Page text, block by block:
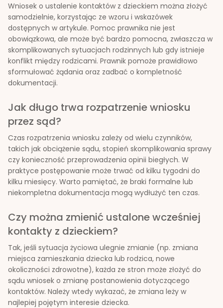
Wniosek o ustalenie kontaktów z dzieckiem można złożyć
samodzielnie, korzystając ze wzoru i wskazówek
dostępnych w artykule. Pomoc prawnika nie jest
obowiązkowa, ale może być bardzo pomocna, zwłaszcza w
skomplikowanych sytuacjach rodzinnych lub gdy istnieje
konflikt między rodzicami. Prawnik pomoże prawidłowo
sformułować żądania oraz zadbać o kompletność
dokumentacji.
Jak długo trwa rozpatrzenie wniosku
przez sąd?
Czas rozpatrzenia wniosku zależy od wielu czynników,
takich jak obciążenie sądu, stopień skomplikowania sprawy
czy konieczność przeprowadzenia opinii biegłych. W
praktyce postępowanie może trwać od kilku tygodni do
kilku miesięcy. Warto pamiętać, że braki formalne lub
niekompletna dokumentacja mogą wydłużyć ten czas.
Czy można zmienić ustalone wcześniej
kontakty z dzieckiem?
Tak, jeśli sytuacja życiowa ulegnie zmianie (np. zmiana
miejsca zamieszkania dziecka lub rodzica, nowe
okoliczności zdrowotne), każda ze stron może złożyć do
sądu wniosek o zmianę postanowienia dotyczącego
kontaktów. Należy wtedy wykazać, że zmiana leży w
najlepiej pojętym interesie dziecka.